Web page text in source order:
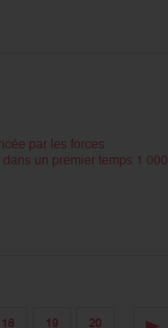
par les forces
un premier temps 1 000
18 19 20